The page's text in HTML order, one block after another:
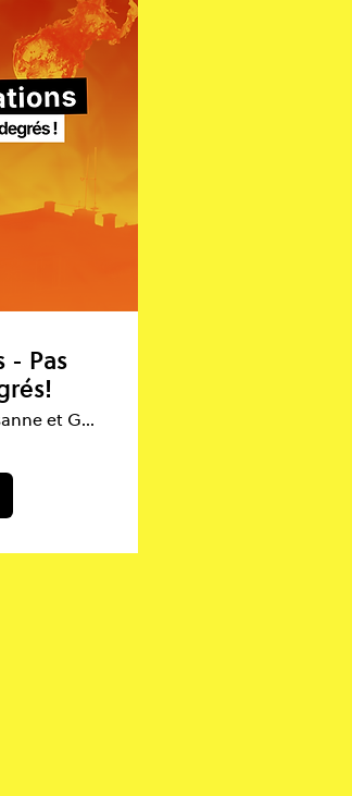
- Pas
Lausanne et Genève